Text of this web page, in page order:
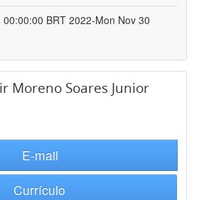
00:00:00 BRT 2022-Mon Nov 30
Moreno Soares Junior
E-mail
Currículo